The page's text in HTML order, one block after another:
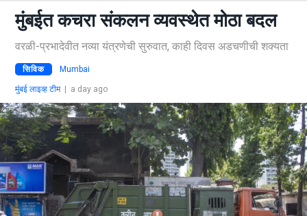
मुंबईत कचरा संकलन व्यवस्थेत मोठा बदल
वरळी-प्रभादेवीत नव्या यंत्रणेची सुरुवात, काही दिवस अडचणीची शक्यता
सिविक Mumbai
मुंबई लाइव्ह टीम| a day ago